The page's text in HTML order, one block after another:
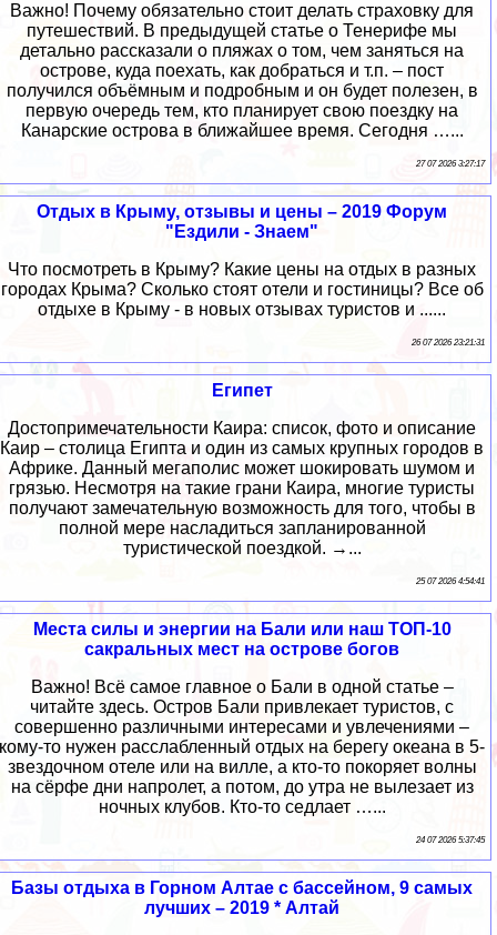
Важно! Почему обязательно стоит делать страховку для
путешествий. В предыдущей статье о Тенерифе мы
детально рассказали о пляжах о том, чем заняться на
острове, куда поехать, как добраться и т.п. – пост
получился объёмным и подробным и он будет полезен, в
первую очередь тем, кто планирует свою поездку на
Канарские острова в ближайшее время. Сегодня …...
27 07 2026 3:27:17
Отдых в Крыму, отзывы и цены – 2019 Форум
"Ездили - Знаем"
Что посмотреть в Крыму? Какие цены на отдых в разных
городах Крыма? Сколько стоят отели и гостиницы? Все об
отдыхе в Крыму - в новых отзывах туристов и ......
26 07 2026 23:21:31
Египет
Достопримечательности Каира: список, фото и описание
Каир – столица Египта и один из самых крупных городов в
Африке. Данный мегаполис может шокировать шумом и
грязью. Несмотря на такие грани Каира, многие туристы
получают замечательную возможность для того, чтобы в
полной мере насладиться запланированной
туристической поездкой. →...
25 07 2026 4:54:41
Места силы и энергии на Бали или наш ТОП-10
сакральных мест на острове богов
Важно! Всё самое главное о Бали в одной статье –
читайте здесь. Остров Бали привлекает туристов, с
совершенно различными интересами и увлечениями –
кому-то нужен расслабленный отдых на берегу океана в 5-
звездочном отеле или на вилле, а кто-то покоряет волны
на сёрфе дни напролет, а потом, до утра не вылезает из
ночных клубов. Кто-то седлает …...
24 07 2026 5:37:45
Базы отдыха в Горном Алтае с бассейном, 9 самых
лучших – 2019 * Алтай